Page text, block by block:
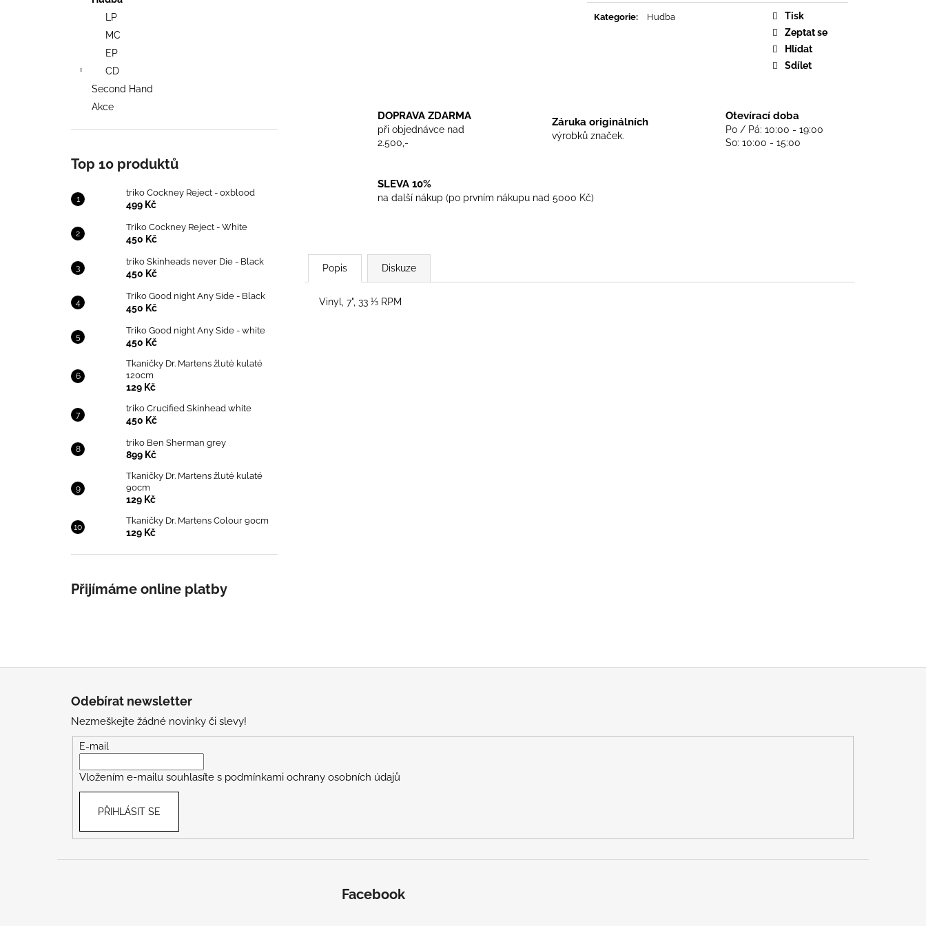
LP
MC
EP
CD
Second Hand
Akce
Top 10 produktů
triko Cockney Reject - oxblood
499 Kč
Triko Cockney Reject - White
450 Kč
triko Skinheads never Die - Black
450 Kč
Triko Good night Any Side - Black
450 Kč
Triko Good night Any Side - white
450 Kč
Tkaničky Dr. Martens žluté kulaté
120cm
129 Kč
triko Crucified Skinhead white
450 Kč
triko Ben Sherman grey
899 Kč
Tkaničky Dr. Martens žluté kulaté
90cm
129 Kč
Tkaničky Dr. Martens Colour 90cm
129 Kč
Přijímáme online platby
Kategorie: Hudba
Tisk
Zeptat se
Hlídat
Sdílet
DOPRAVA ZDARMA
při objednávce nad
2.500,-
Záruka originálních
výrobků značek.
Otevírací doba
Po / Pá: 10:00 - 19:00
So: 10:00 - 15:00
SLEVA 10%
na další nákup (po prvním nákupu nad 5000 Kč)
Popis Diskuze
Vinyl, 7", 33 ⅓ RPM
TRIKO COCKNEY REJECT - OXBLOOD
499 Kč
TRIKO SKINHEADS NEVER DIE - BLACK
Odebírat newsletter
Nezmeškejte žádné novinky či slevy!
E-mail
Vložením e-mailu souhlasíte s podmínkami ochrany osobních údajů
PŘIHLÁSIT SE
Facebook